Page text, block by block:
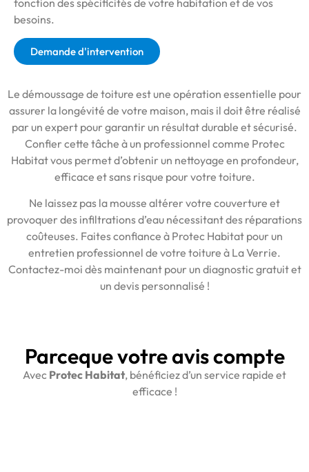
fonction des spécificités de votre habitation et de vos
besoins.
Demande d'intervention
Le démoussage de toiture est une opération essentielle pour
assurer la longévité de votre maison, mais il doit être réalisé
par un expert pour garantir un résultat durable et sécurisé.
Confier cette tâche à un professionnel comme Protec
Habitat vous permet d’obtenir un nettoyage en profondeur,
efficace et sans risque pour votre toiture.
Ne laissez pas la mousse altérer votre couverture et
provoquer des infiltrations d’eau nécessitant des réparations
coûteuses. Faites confiance à Protec Habitat pour un
entretien professionnel de votre toiture à La Verrie.
Contactez-moi dès maintenant pour un diagnostic gratuit et
un devis personnalisé !
Parceque votre avis compte
Avec Protec Habitat, bénéficiez d’un service rapide et
efficace !